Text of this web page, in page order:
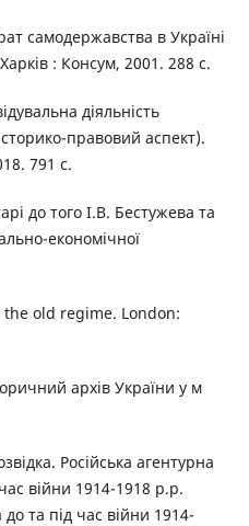
самодержавства в Україні
: Консум, 2001. 288 с.
діяльність
правовий аспект).
791 с.
до того І.В. Бестужева та
економічної
the old regime. London:
архів України у м
Російська агентурна
війни 1914-1918 р.р.
та під час війни 1914-